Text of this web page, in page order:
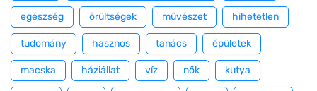
egészség őrültségek művészet hihetetlen
tudomány hasznos tanács épületek
macska háziállat víz nők kutya